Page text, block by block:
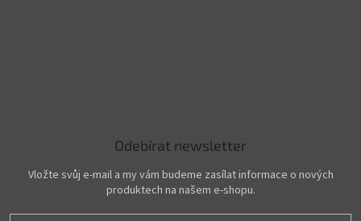
Odebírat newsletter
Vložte svůj e-mail a my vám budeme zasílat informace o nových
produktech na našem e-shopu.